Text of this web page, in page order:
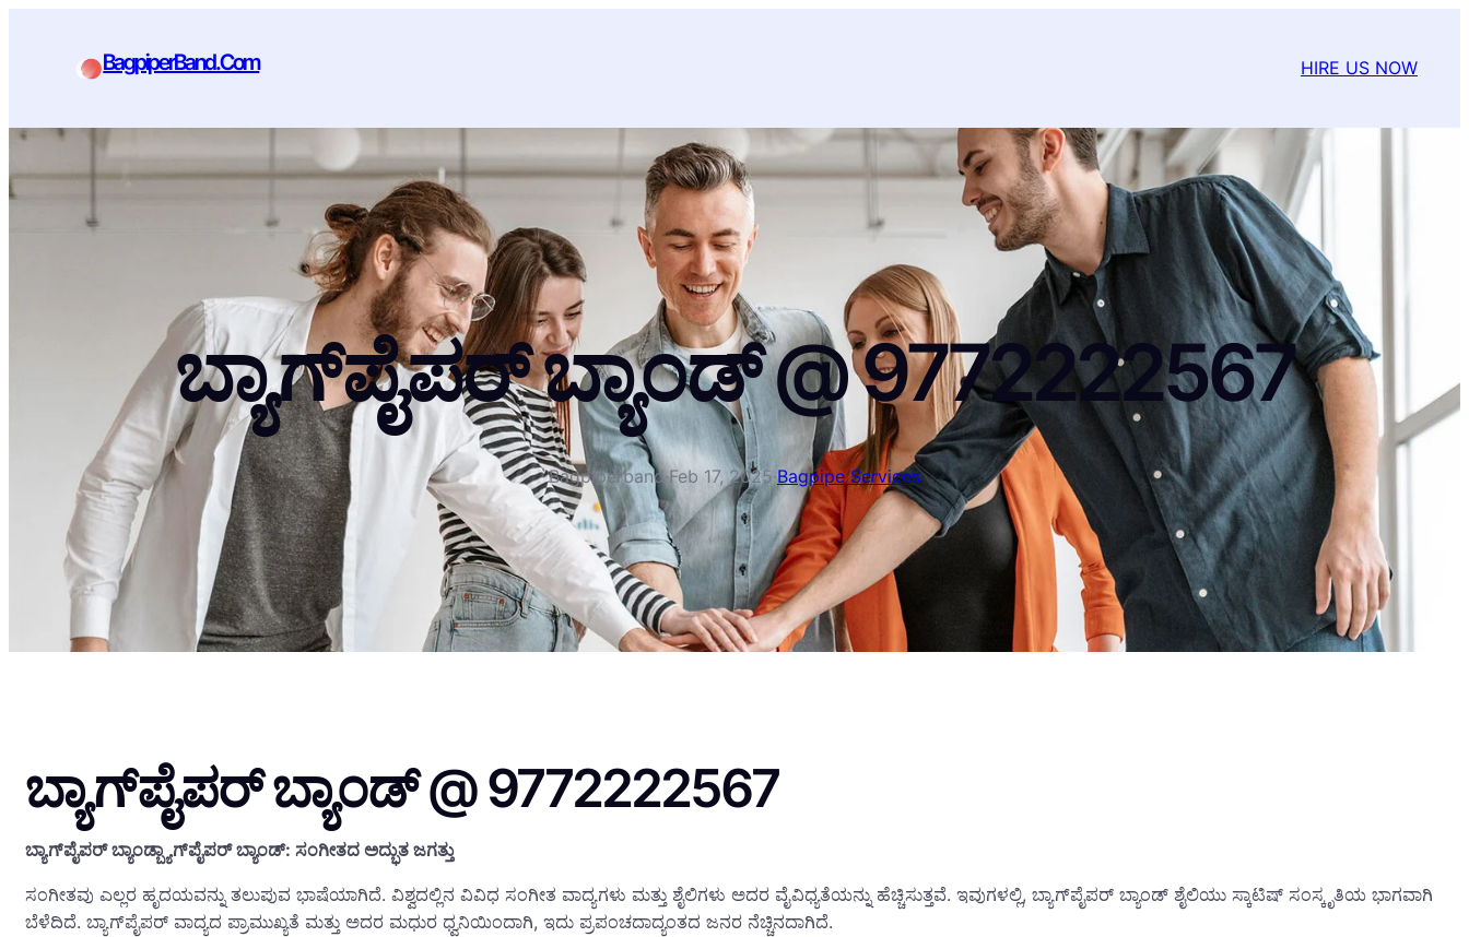
BagpiperBand.Com HIRE US NOW
ಬ್ಯಾಗ್‌ಪೈಪರ್ ಬ್ಯಾಂಡ್ @ 9772222567
Bagpiperband·Feb 17, 2025·Bagpipe Services
ಬ್ಯಾಗ್‌ಪೈಪರ್ ಬ್ಯಾಂಡ್ @ 9772222567
ಬ್ಯಾಗ್‌ಪೈಪರ್ ಬ್ಯಾಂಡ್ಬ್ಯಾಗ್‌ಪೈಪರ್ ಬ್ಯಾಂಡ್: ಸಂಗೀತದ ಅದ್ಭುತ ಜಗತ್ತು
ಸಂಗೀತವು ಎಲ್ಲರ ಹೃದಯವನ್ನು ತಲುಪುವ ಭಾಷೆಯಾಗಿದೆ. ವಿಶ್ವದಲ್ಲಿನ ವಿವಿಧ ಸಂಗೀತ ವಾದ್ಯಗಳು ಮತ್ತು ಶೈಲಿಗಳು ಅದರ ವೈವಿಧ್ಯತೆಯನ್ನು ಹೆಚ್ಚಿಸುತ್ತವೆ. ಇವುಗಳಲ್ಲಿ, ಬ್ಯಾಗ್‌ಪೈಪರ್ ಬ್ಯಾಂಡ್ ಶೈಲಿಯು ಸ್ಕಾಟಿಷ್ ಸಂಸ್ಕೃತಿಯ ಭಾಗವಾಗಿ
ಬೆಳೆದಿದೆ. ಬ್ಯಾಗ್‌ಪೈಪರ್ ವಾದ್ಯದ ಪ್ರಾಮುಖ್ಯತೆ ಮತ್ತು ಅದರ ಮಧುರ ಧ್ವನಿಯಿಂದಾಗಿ, ಇದು ಪ್ರಪಂಚದಾದ್ಯಂತದ ಜನರ ನೆಚ್ಚಿನದಾಗಿದೆ.